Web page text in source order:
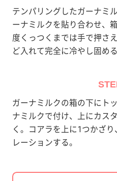
テンパリングしたガーナミ
ーナミルクを貼り合わせ、
度くっつくまでは手で押さ
ど入れて完全に冷やし固める
ガーナミルクの箱の下にト
ナミルクで付け、上にカス
く。コアラを上に1つかざ
レーションする。